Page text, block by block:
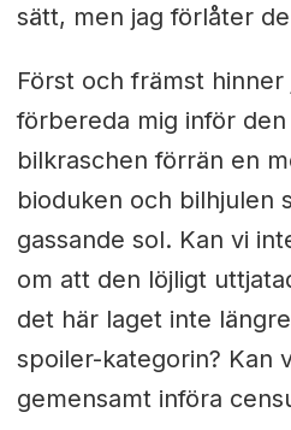
sätt, men jag förlåter
Först och främst hinner
förbereda mig inför
bilkraschen förrän en
bioduken och bilhjulen
gassande sol. Kan vi
om att den löjligt
det här laget inte
spoiler-kategorin? Kan
gemensamt införa